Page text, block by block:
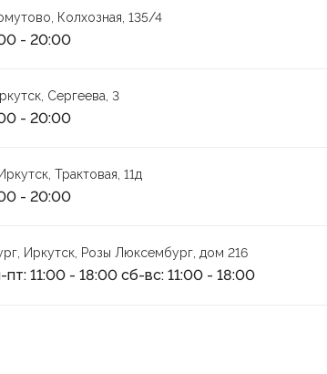
Колхозная, 135/4
- 20:00
Сергеева, 3
- 20:00
Трактовая, 11д
- 20:00
Иркутск, Розы Люксембург, дом 216
11:00 - 18:00 сб-вс: 11:00 - 18:00